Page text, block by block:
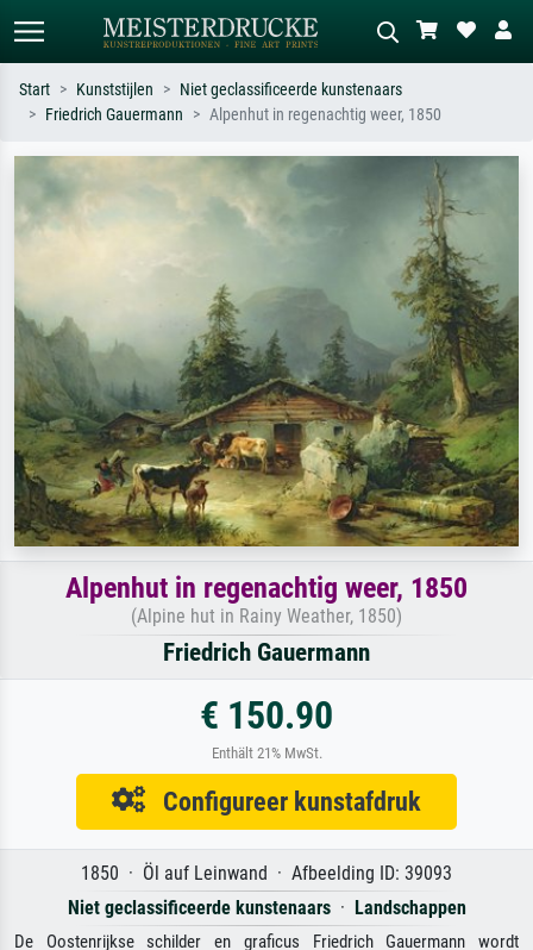
Zoek op kunstenaar, titel of stijl – bijv.
Monet, Sterrennacht, impressionisme,
Hokusai-golf, naakt.
Beschrijf de scène – bijv. groene
weide, abstract met veel rood, donker
olieverfschilderij, staand naakt naast
een boom.
Start Kunststijlen
Niet geclassificeerde kunstenaars
Friedrich Gauermann
Alpenhut in regenachtig weer, 1850
Alpenhut in regenachtig weer, 1850
(Alpine hut in Rainy Weather, 1850)
Friedrich Gauermann
€ 150.90
Enthält 21% MwSt.
Configureer kunstafdruk
1850 · Öl auf Leinwand · Afbeelding ID: 39093
Niet geclassificeerde kunstenaars· Landschappen
De Oostenrijkse schilder en graficus Friedrich Gauermann wordt